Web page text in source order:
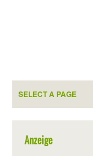
Anzeige